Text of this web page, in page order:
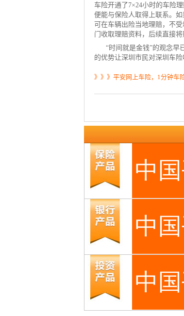
车险开通了7×24小时的车险
便能与保险人取得上联系。
可在车辆出险当地理赔，不
门收取理赔资料，后续直接
“时间就是金钱”的观念早
的优势让深圳市民对深圳 车险
》》》平安网上车险，1分钟车